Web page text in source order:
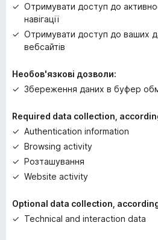
Отримувати доступ до
навігації
Отримувати доступ до ваших
вебсайтів
Необов'язкові дозволи:
Збереження даних в буфер
Required data collection,
Authentication information
Browsing activity
Розташування
Website activity
Optional data collection,
Technical and interaction data